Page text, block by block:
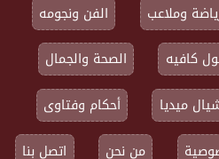
وملاعب
الفن ونجومه
كافيه
الصحة والجمال
ميديا
أحكام وفتاوى
من نحن اتصل بنا